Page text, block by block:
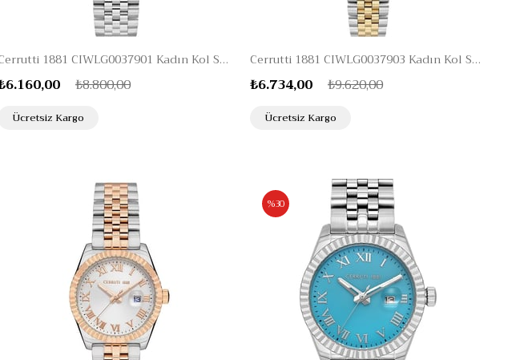
Cerrutti 1881 CIWLG0037901 Kadın Kol Saati
₺8.800,00
Ücretsiz Kargo
Cerrutti 1881 CIWLG0037903 Kadın Kol Saati
₺6.734,00 ₺9.620,00
Ücretsiz Kargo
%30